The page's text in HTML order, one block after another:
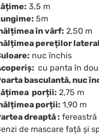
3,5 m
5m
în vârf: 2,50 m
pereților
nuc închis
cu panta în
basculantă, nuc
porții: 2,75 m
porții: 1,90 m
dreaptă : fereastră
de mascare față și